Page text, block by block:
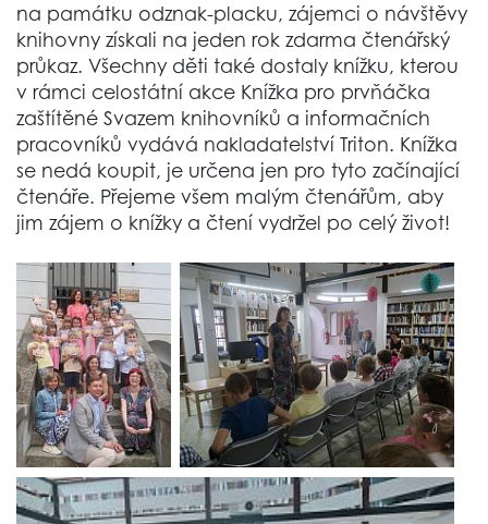
na památku odznak-placku, zájemci o návštěvy
knihovny získali na jeden rok zdarma čtenářský
průkaz. Všechny děti také dostaly knížku, kterou
v rámci celostátní akce Knížka pro prvňáčka
zaštítěné Svazem knihovníků a informačních
pracovníků vydává nakladatelství Triton. Knížka
se nedá koupit, je určena jen pro tyto začínající
čtenáře. Přejeme všem malým čtenářům, aby
jim zájem o knížky a čtení vydržel po celý život!